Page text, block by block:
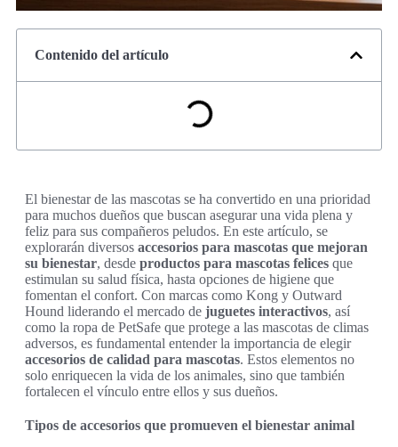
Contenido del artículo
El bienestar de las mascotas se ha convertido en una prioridad
para muchos dueños que buscan asegurar una vida plena y
feliz para sus compañeros peludos. En este artículo, se
explorarán diversos accesorios para mascotas que mejoran
su bienestar, desde productos para mascotas felices que
estimulan su salud física, hasta opciones de higiene que
fomentan el confort. Con marcas como Kong y Outward
Hound liderando el mercado de juguetes interactivos, así
como la ropa de PetSafe que protege a las mascotas de climas
adversos, es fundamental entender la importancia de elegir
accesorios de calidad para mascotas. Estos elementos no
solo enriquecen la vida de los animales, sino que también
fortalecen el vínculo entre ellos y sus dueños.
Tipos de accesorios que promueven el bienestar animal